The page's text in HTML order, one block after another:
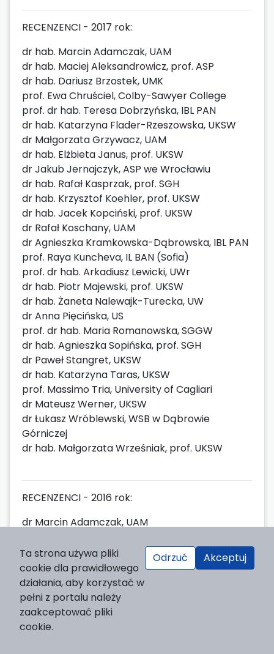
RECENZENCI - 2017 rok:
dr hab. Marcin Adamczak, UAM
dr hab. Maciej Aleksandrowicz, prof. ASP
dr hab. Dariusz Brzostek, UMK
prof. Ewa Chruściel, Colby-Sawyer College
prof. dr hab. Teresa Dobrzyńska, IBL PAN
dr hab. Katarzyna Flader-Rzeszowska, UKSW
dr Małgorzata Grzywacz, UAM
dr hab. Elżbieta Janus, prof. UKSW
dr Jakub Jernajczyk, ASP we Wrocławiu
dr hab. Rafał Kasprzak, prof. SGH
dr hab. Krzysztof Koehler, prof. UKSW
dr hab. Jacek Kopciński, prof. UKSW
dr Rafał Koschany, UAM
dr Agnieszka Kramkowska-Dąbrowska, IBL PAN
prof. Raya Kuncheva, IL BAN (Sofia)
prof. dr hab. Arkadiusz Lewicki, UWr
dr hab. Piotr Majewski, prof. UKSW
dr hab. Żaneta Nalewajk-Turecka, UW
dr Anna Pięcińska, US
prof. dr hab. Maria Romanowska, SGGW
dr hab. Agnieszka Sopińska, prof. SGH
dr Paweł Stangret, UKSW
dr hab. Katarzyna Taras, UKSW
prof. Massimo Tria, University of Cagliari
dr Mateusz Werner, UKSW
dr Łukasz Wróblewski, WSB w Dąbrowie
Górniczej
dr hab. Małgorzata Wrześniak, prof. UKSW
RECENZENCI - 2016 rok:
dr Marcin Adamczak, UAM
dr hab. Sławomir Bobowski, prof. UWr
prof. dr hab. Stefan Czyżewski, UŁ
dr Aleksandra Drzał-Sierocka, SWPS
dr Paul Franssen, Utrecht University (Holandia)
dr hab. Barbara Giza, prof. SWPS
dr Aleksandra Jakóbczyk-Gola, UW
Ta strona używa pliki
cookie dla prawidłowego
działania, aby korzystać w
pełni z portalu należy
zaakceptować pliki
cookie.
Odrzuć Akceptuj